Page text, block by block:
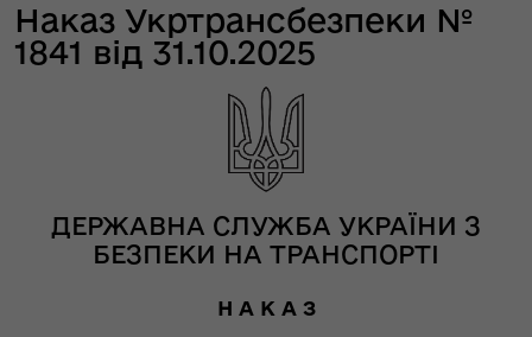
Наказ Укртрансбезпеки №
1841 від 31.10.2025
ДЕРЖАВНА СЛУЖБА УКРАЇНИ З
БЕЗПЕКИ НА ТРАНСПОРТІ
Н А К А З